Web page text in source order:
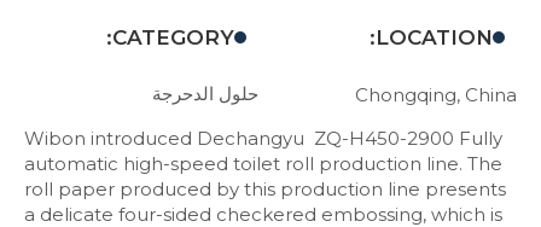
LOCATION:
Chongqing, China
CATEGORY:
حلول الدحرجة
Wibon introduced Dechangyu ZQ-H450-2900 Fully
automatic high-speed toilet roll production line. The
roll paper produced by this production line presents
a delicate four-sided checkered embossing, which is